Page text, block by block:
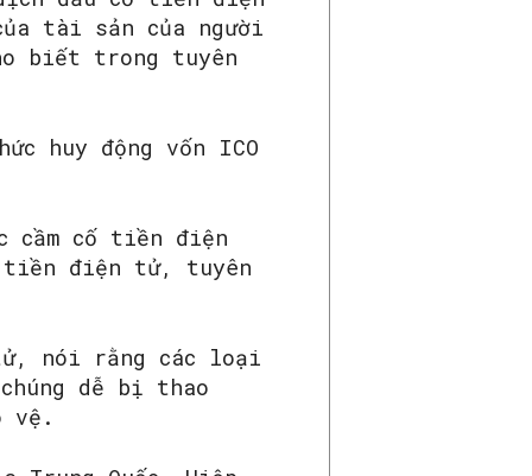
tài sản của người
biết trong tuyên
huy động vốn ICO
cầm cố tiền điện
tiền điện tử, tuyên
nói rằng các loại
dễ bị thao
vệ.